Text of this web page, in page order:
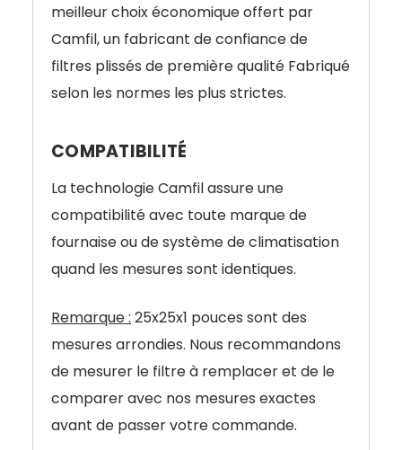
meilleur choix économique offert par
Camfil, un fabricant de confiance de
filtres plissés de première qualité Fabriqué
selon les normes les plus strictes.
COMPATIBILITÉ
La technologie Camfil assure une
compatibilité avec toute marque de
fournaise ou de système de climatisation
quand les mesures sont identiques.
Remarque : 25x25x1 pouces sont des
mesures arrondies. Nous recommandons
de mesurer le filtre à remplacer et de le
comparer avec nos mesures exactes
avant de passer votre commande.